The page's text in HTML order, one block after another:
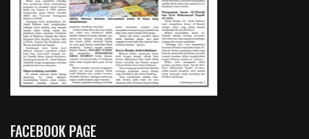
FACEBOOK PAGE